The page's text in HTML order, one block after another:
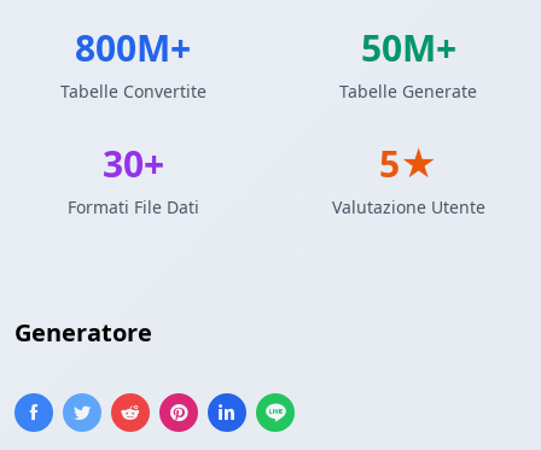
Generatore
800M+
Tabelle Convertite
50M+
Tabelle Generate
30+
Formati File Dati
5★
Valutazione Utente